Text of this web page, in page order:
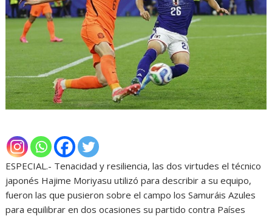
ESPECIAL.- Tenacidad y resiliencia, las dos virtudes el técnico
japonés Hajime Moriyasu utilizó para describir a su equipo,
fueron las que pusieron sobre el campo los Samuráis Azules
para equilibrar en dos ocasiones su partido contra Países